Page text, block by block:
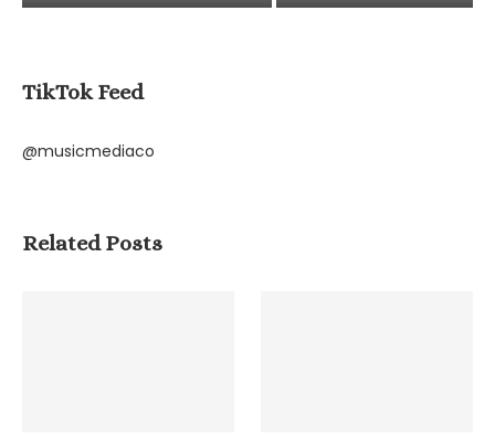
TikTok Feed
@musicmediaco
Related Posts